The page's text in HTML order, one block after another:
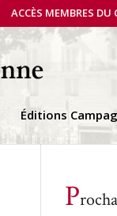
ACCÈS MEMBRES DU
Éditions
P